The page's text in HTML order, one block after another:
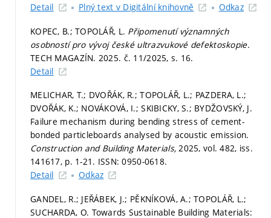
Detail
Plný text v Digitální knihovně Odkaz
KOPEC, B.; TOPOLÁŘ, L. Připomenutí významných
osobností pro vývoj české ultrazvukové defektoskopie.
TECH MAGAZÍN. 2025. č. 11/2025, s. 16.
Detail
MELICHAR, T.; DVOŘÁK, R.; TOPOLÁŘ, L.; PAZDERA, L.;
DVOŘÁK, K.; NOVÁKOVÁ, I.; SKIBICKY, S.; BYDŽOVSKÝ, J.
Failure mechanism during bending stress of cement-
bonded particleboards analysed by acoustic emission.
Construction and Building Materials,2025, vol. 482, iss.
141617, p. 1-21. ISSN: 0950-0618.
Detail
Odkaz
GANDEL, R.; JEŘÁBEK, J.; PĚKNÍKOVÁ, A.; TOPOLÁŘ, L.;
SUCHARDA, O. Towards Sustainable Building Materials: